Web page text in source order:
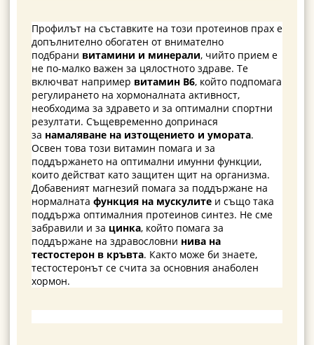
Профилът на съставките на този протеинов прах е
допълнително обогатен от внимателно
подбрани витамини и минерали, чийто прием е
не по-малко важен за цялостното здраве. Те
включват например витамин В6, който подпомага
регулирането на хормоналната активност,
необходима за здравето и за оптимални спортни
резултати. Същевременно допринася
за намаляване на изтощението и умората.
Освен това този витамин помага и за
поддържането на оптимални имунни функции,
които действат като защитен щит на организма.
Добавеният магнезий помага за поддържане на
нормалната функция на мускулите и също така
поддържа оптималния протеинов синтез. Не сме
забравили и за цинка, който помага за
поддържане на здравословни нива на
тестостерон в кръвта. Както може би знаете,
тестостеронът се счита за основния анаболен
хормон.